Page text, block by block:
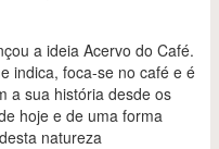
a ideia Acervo do Café.
indica, foca-se no café e é
a sua história desde os
hoje e de uma forma
natureza